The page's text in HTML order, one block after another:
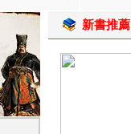
新書推薦